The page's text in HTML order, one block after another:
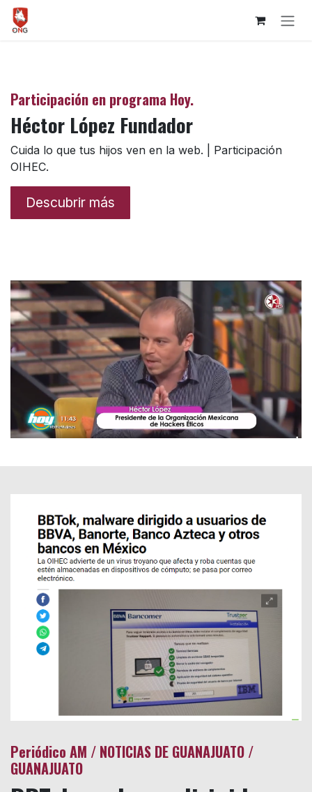
Ir al contenido
Participación en programa Hoy.
Héctor López Fundador
Cuida lo que tus hijos ven en la web. | Participación
OIHEC.
Descubrir más
Periódico AM / NOTICIAS DE GUANAJUATO /
GUANAJUATO